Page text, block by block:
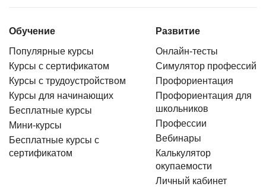
Обучение
Популярные курсы
Курсы с сертификатом
Курсы с трудоустройством
Курсы для начинающих
Бесплатные курсы
Мини-курсы
Бесплатные курсы с
сертификатом
Развитие
Онлайн-тесты
Симулятор профессий
Профориентация
Профориентация для
школьников
Профессии
Вебинары
Калькулятор
окупаемости
Личный кабинет